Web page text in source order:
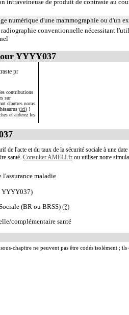
intraveineuse de produit de contraste au
numérique d'une mammographie ou d'un
radiographie conventionnelle nécessitant
YYYY037
pr
contributions
sur
d'autres noms
(ici) !
et aiderez les
de l'acte et du taux de la sécurité sociale à une
santé. Consulter AMELI.fr ou utiliser notre
l'assurance maladie
YYYY037)
(BR ou BRSS) (?)
complémentaire santé
chapitre ne peuvent pas être codés isolément ;